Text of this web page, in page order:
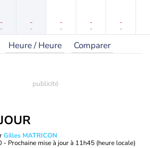
-
-
-
-
-
-
-
-
-
-
Heure / Heure Comparer
Gilles MATRICON
- Prochaine mise à jour à 11h45 (heure locale)